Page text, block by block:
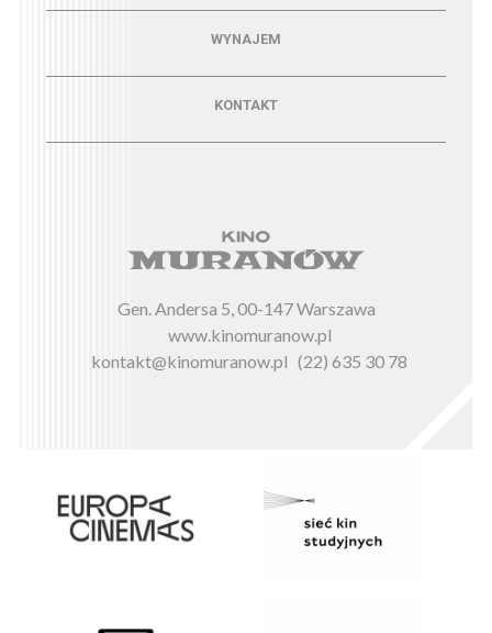
Menu - wynajemWYNAJEM
KONTAKT
Gen. Andersa 5, 00-147 Warszawa
www.kinomuranow.pl
kontakt@kinomuranow.pl (22) 635 30 78